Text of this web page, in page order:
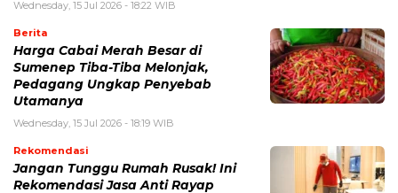
Wednesday, 15 Jul 2026 - 18:22 WIB
Berita
Harga Cabai Merah Besar di
Sumenep Tiba-Tiba Melonjak,
Pedagang Ungkap Penyebab
Utamanya
Wednesday, 15 Jul 2026 - 18:19 WIB
Rekomendasi
Jangan Tunggu Rumah Rusak! Ini
Rekomendasi Jasa Anti Rayap